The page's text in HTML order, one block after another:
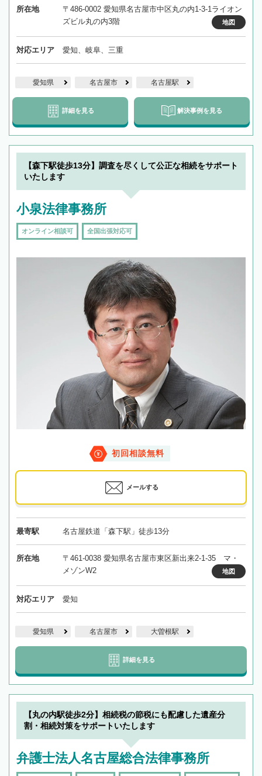
所在地
〒486-0002 愛知県名古屋市中区丸の内1-3-1ライオン
ズビル丸の内3階
地図
対応エリア 愛知、岐阜、三重
愛知県 名古屋市 名古屋駅
詳細を見る 解決事例を見る
【森下駅徒歩13分】調査を尽くして公正な相続をサポート
いたします
小泉法律事務所
オンライン相談可 全国出張対応可
初回相談無料
メールする
最寄駅 名古屋鉄道「森下駅」徒歩13分
所在地
〒461-0038 愛知県名古屋市東区新出来2-1-35 マ・
メゾンW2
地図
対応エリア 愛知
愛知県 名古屋市 大曽根駅
詳細を見る
【丸の内駅徒歩2分】相続税の節税にも配慮した遺産分
割・相続対策をサポートいたします
弁護士法人名古屋総合法律事務所